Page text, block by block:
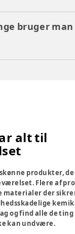
bruger man
alt til
produkter,
Flere af
materialer der
og find alle de
kan undvære.